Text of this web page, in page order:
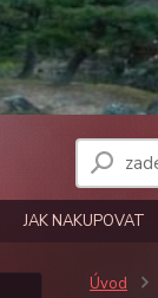
JAK NAKUPOVAT
Úvod